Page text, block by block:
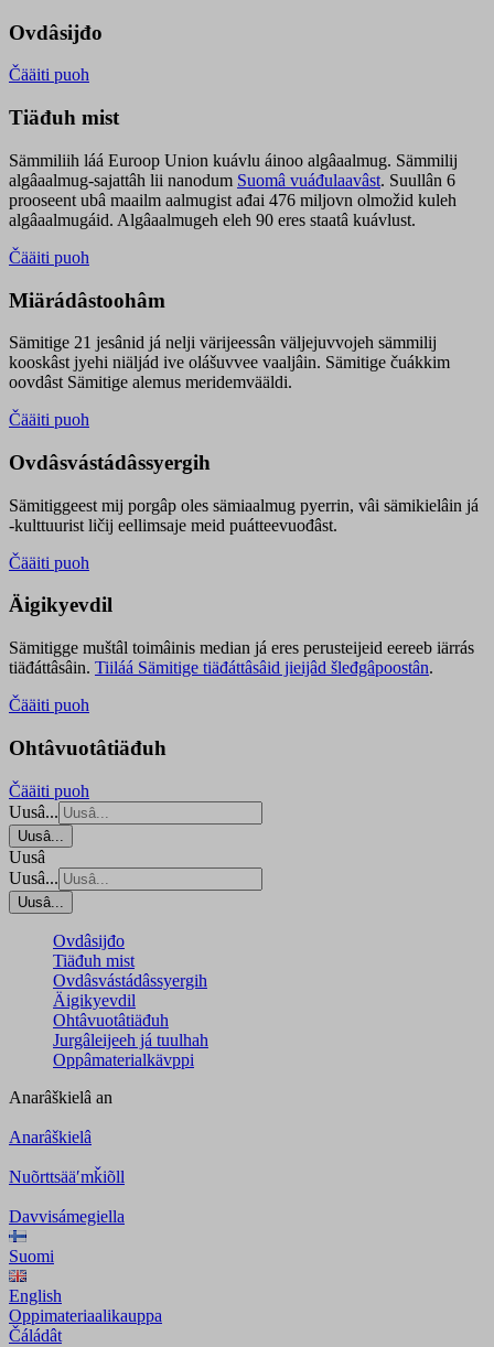
Ovdâsijđo
Čääiti puoh
Tiäđuh mist
Sämmiliih láá Euroop Union kuávlu áinoo algâaalmug. Sämmilij
algâaalmug-sajattâh lii nanodum Suomâ vuáđulaavâst. Suullân 6
prooseent ubâ maailm aalmugist ađai 476 miljovn olmožid kuleh
algâaalmugáid. Algâaalmugeh eleh 90 eres staatâ kuávlust.
Čääiti puoh
Miärádâstoohâm
Sämitige 21 jesânid já nelji värijeessân väljejuvvojeh sämmilij
kooskâst jyehi niäljád ive olášuvvee vaaljâin. Sämitige čuákkim
oovdâst Sämitige alemus meridemvääldi.
Čääiti puoh
Ovdâsvástádâssyergih
Sämitiggeest mij porgâp oles sämiaalmug pyerrin, vâi sämikielâin já
-kulttuurist ličij eellimsaje meid puátteevuođâst.
Čääiti puoh
Äigikyevdil
Sämitigge muštâl toimâinis median já eres perusteijeid eereeb iärrás
tiäđáttâsâin. Tiiláá Sämitige tiäđáttâsâid jieijâd šleđgâpoostân.
Čääiti puoh
Ohtâvuotâtiäđuh
Čääiti puoh
Uusâ...
Uusâ...
Uusâ
Uusâ...
Uusâ...
Ovdâsijđo
Tiäđuh mist
Ovdâsvástádâssyergih
Äigikyevdil
Ohtâvuotâtiäđuh
Jurgâleijeeh já tuulhah
Oppâmaterialkävppi
Anarâškielâ an
Anarâškielâ
Nuõrttsääʹmǩiõll
Davvisámegiella
Suomi
English
Oppimateriaalikauppa
Čáládât